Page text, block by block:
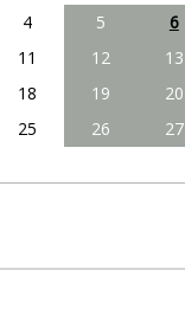
4 5 6
11 12 13
18 19 20
25 26 27